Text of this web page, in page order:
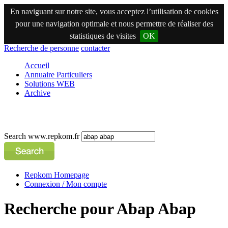
En naviguant sur notre site, vous acceptez l’utilisation de cookies
pour une navigation optimale et nous permettre de réaliser des
statistiques de visites
OK
Recherche de personne contacter
Accueil
Annuaire Particuliers
Solutions WEB
Archive
Search www.repkom.fr
Repkom Homepage
Connexion / Mon compte
Recherche pour Abap Abap